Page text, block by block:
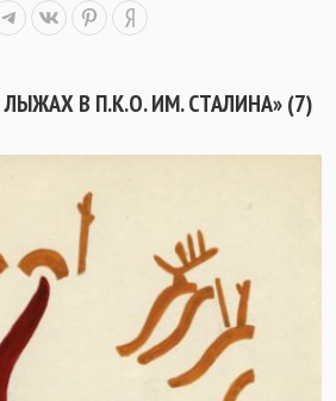
ЛЫЖАХ В П.К.О. ИМ. СТАЛИНА» (7)